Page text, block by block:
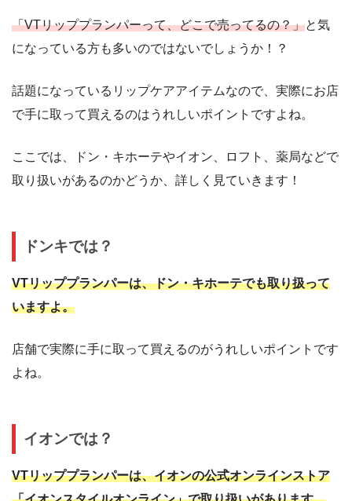
「VTリッププランパーって、どこで売ってるの？」と気
になっている方も多いのではないでしょうか！？
話題になっているリップケアアイテムなので、実際にお店
で手に取って買えるのはうれしいポイントですよね。
ここでは、ドン・キホーテやイオン、ロフト、薬局などで
取り扱いがあるのかどうか、詳しく見ていきます！
ドンキでは？
VTリッププランパーは、ドン・キホーテでも取り扱って
いますよ。
店舗で実際に手に取って買えるのがうれしいポイントです
よね。
イオンでは？
VTリッププランパーは、イオンの公式オンラインストア